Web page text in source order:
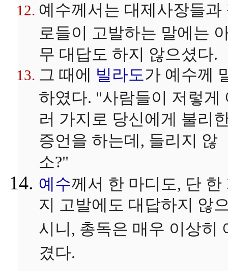
예수께서는 대제사장들과
로들이 고발하는 말에는
무 대답도 하지 않으셨다.
그 때에 빌라도가 예수께
하였다. "사람들이 저렇게
러 가지로 당신에게 불리
증언을 하는데, 들리지 않
소?"
예수께서 한 마디도, 단 한
지 고발에도 대답하지 않
시니, 총독은 매우 이상히
겼다.